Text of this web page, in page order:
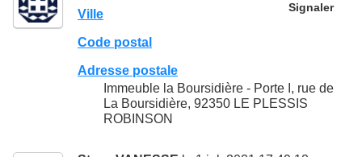
Signaler
Ville
Code postal
Adresse postale
Immeuble la Boursidière - Porte I, rue de
La Boursidière, 92350 LE PLESSIS
ROBINSON